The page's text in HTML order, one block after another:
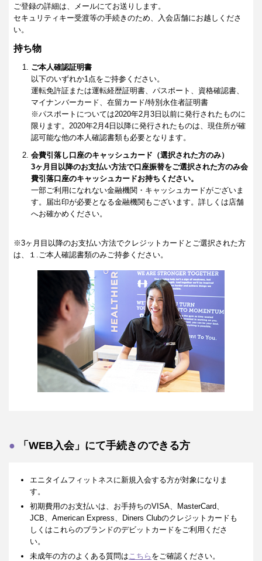
ご登録の詳細は、メールにてお送りします。
セキュリティキー受渡等の手続きのため、入会店舗にお越しくださ
い。
持ち物
ご本人確認証明書
以下のいずれか1点をご持参ください。
運転免許証または運転経歴証明書、パスポート、資格確認書、
マイナンバーカード、在留カード/特別永住者証明書
※パスポートについては2020年2月3日以前に発行されたものに
限ります。2020年2月4日以降に発行されたものは、現住所が確
認可能な他の本人確認書類も必要となります。
会費引落し口座のキャッシュカード（選択された方のみ）
3ヶ月目以降のお支払い方法で口座振替をご選択された方のみ会
費引落口座のキャッシュカードお持ちください。
一部ご利用になれない金融機関・キャッシュカードがございま
す。届出印が必要となる金融機関もございます。詳しくは店舗
へお確かめください。
※3ヶ月目以降のお支払い方法でクレジットカードとご選択された方
は、１.ご本人確認書類のみご持参ください。
「WEB入会」にて手続きのできる方
エニタイムフィットネスに新規入会する方が対象になりま
す。
初期費用のお支払いは、お手持ちのVISA、MasterCard、
JCB、American Express、Diners Clubのクレジットカードも
しくはこれらのブランドのデビットカードをご利用くださ
い。
未成年の方のよくある質問はこちら をご確認ください。